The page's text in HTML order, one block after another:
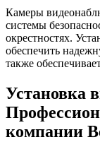
Камеры
системы
окрестностях.
обеспечить
также
Установка
компании